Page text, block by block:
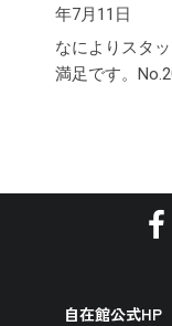
年7月11日
なによりスタ
満足です。
自在館公式HP